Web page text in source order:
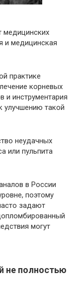
медицинских
и медицинская
практике
корневых
и инструментария
улучшению такой
неудачных
или пульпита
в России
поэтому
задают
могут
не полностью